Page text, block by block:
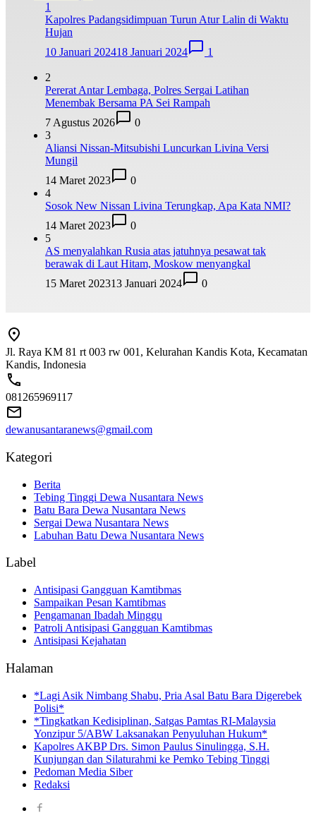
1
Kapolres Padangsidimpuan Turun Atur Lalin di Waktu
Hujan
10 Januari 202418 Januari 2024 1
2
Pererat Antar Lembaga, Polres Sergai Latihan
Menembak Bersama PA Sei Rampah
7 Agustus 2026
0
3
Aliansi Nissan-Mitsubishi Luncurkan Livina Versi
Mungil
14 Maret 2023
0
4
Sosok New Nissan Livina Terungkap, Apa Kata NMI?
14 Maret 2023
0
5
AS menyalahkan Rusia atas jatuhnya pesawat tak
berawak di Laut Hitam, Moskow menyangkal
15 Maret 202313 Januari 2024 0
Jl. Raya KM 81 rt 003 rw 001, Kelurahan Kandis Kota, Kecamatan
Kandis, Indonesia
081265969117
dewanusantaranews@gmail.com
Kategori
Berita
Tebing Tinggi Dewa Nusantara News
Batu Bara Dewa Nusantara News
Sergai Dewa Nusantara News
Labuhan Batu Dewa Nusantara News
Label
Antisipasi Gangguan Kamtibmas
Sampaikan Pesan Kamtibmas
Pengamanan Ibadah Minggu
Patroli Antisipasi Gangguan Kamtibmas
Antisipasi Kejahatan
Halaman
*Lagi Asik Nimbang Shabu, Pria Asal Batu Bara Digerebek
Polisi*
*Tingkatkan Kedisiplinan, Satgas Pamtas RI-Malaysia
Yonzipur 5/ABW Laksanakan Penyuluhan Hukum*
Kapolres AKBP Drs. Simon Paulus Sinulingga, S.H.
Kunjungan dan Silaturahmi ke Pemko Tebing Tinggi
Pedoman Media Siber
Redaksi